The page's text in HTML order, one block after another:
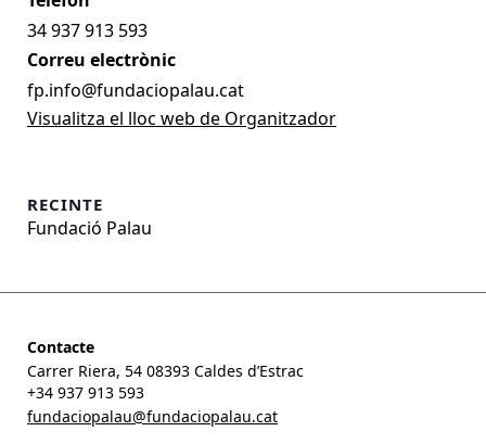
34 937 913 593
Correu electrònic
fp.info@fundaciopalau.cat
Visualitza el lloc web de Organitzador
RECINTE
Fundació Palau
Contacte
Carrer Riera, 54 08393 Caldes d’Estrac
+34 937 913 593
fundaciopalau@fundaciopalau.cat